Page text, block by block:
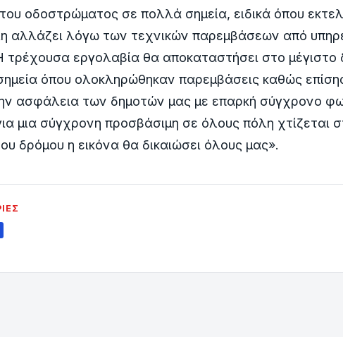
οδοστρώματος σε πολλά σημεία, ειδικά όπου
αλλάζει λόγω των τεχνικών παρεμβάσεων από
τρέχουσα εργολαβία θα αποκαταστήσει στο μέγιστο
όπου ολοκληρώθηκαν παρεμβάσεις καθώς
ασφάλεια των δημοτών μας με επαρκή σύγχρονο
μια σύγχρονη προσβάσιμη σε όλους πόλη χτίζεται
δρόμου η εικόνα θα δικαιώσει όλους μας».